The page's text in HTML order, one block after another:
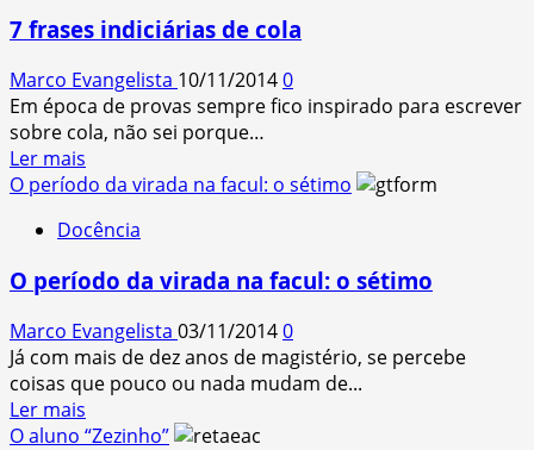
cópia
7 frases indiciárias de cola
Marco Evangelista 10/11/20140
Em época de provas sempre fico inspirado para escrever
sobre cola, não sei porque…
Ler mais
more
7
indiciárias
cola
O período da virada na facul: o sétimo
Docência
O período da virada na facul: o sétimo
Marco Evangelista 03/11/20140
Já com mais de dez anos de magistério, se percebe
coisas que pouco ou nada mudam de...
Ler mais
more
O aluno “Zezinho”